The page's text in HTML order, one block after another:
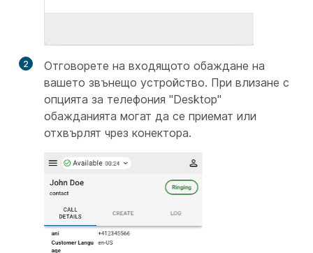
2
Отговорете на входящото обаждане на
вашето звънещо устройство. При влизане с
опцията за телефония "Desktop"
обажданията могат да се приемат или
отхвърлят чрез конектора.